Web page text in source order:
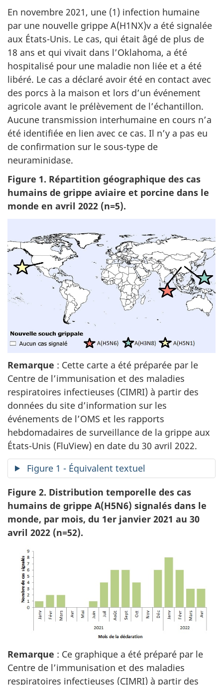
En novembre 2021, une (1) infection humaine
par une nouvelle grippe A(H1NX)v a été signalée
aux États-Unis. Le cas, qui était âgé de plus de
18 ans et qui vivait dans l’Oklahoma, a été
hospitalisé pour une maladie non liée et a été
libéré. Le cas a déclaré avoir été en contact avec
des porcs à la maison et lors d’un événement
agricole avant le prélèvement de l’échantillon.
Aucune transmission interhumaine en cours n’a
été identifiée en lien avec ce cas. Il n’y a pas eu
de confirmation sur le sous-type de
neuraminidase.
Figure 1. Répartition géographique des cas
humains de grippe aviaire et porcine dans le
monde en avril 2022 (n=5).
Remarque : Cette carte a été préparée par le
Centre de l’immunisation et des maladies
respiratoires infectieuses (CIMRI) à partir des
données du site d’information sur les
événements de l’OMS et les rapports
hebdomadaires de surveillance de la grippe aux
États-Unis (FluView) en date du 30 avril 2022.
Figure 1 - Équivalent textuel
Figure 2. Distribution temporelle des cas
humains de grippe A(H5N6) signalés dans le
monde, par mois, du 1er janvier 2021 au 30
avril 2022 (n=52).
Remarque : Ce graphique a été préparé par le
Centre de l’immunisation et des maladies
respiratoires infectieuses (CIMRI) à partir des